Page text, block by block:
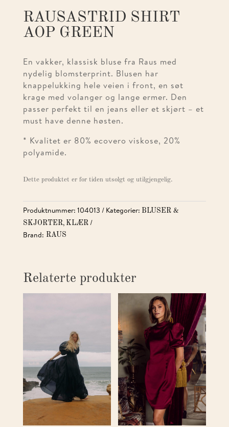
RAUSASTRID SHIRT
AOP GREEN
En vakker, klassisk bluse fra Raus med
nydelig blomsterprint. Blusen har
knappelukking hele veien i front, en søt
krage med volanger og lange ermer. Den
passer perfekt til en jeans eller et skjørt – et
must have denne høsten.
* Kvalitet er 80% ecovero viskose, 20%
polyamide.
Dette produktet er for tiden utsolgt og utilgjengelig.
Produktnummer: 104013 Kategorier: BLUSER &
SKJORTER, KLÆR
Brand: RAUS
Relaterte produkter